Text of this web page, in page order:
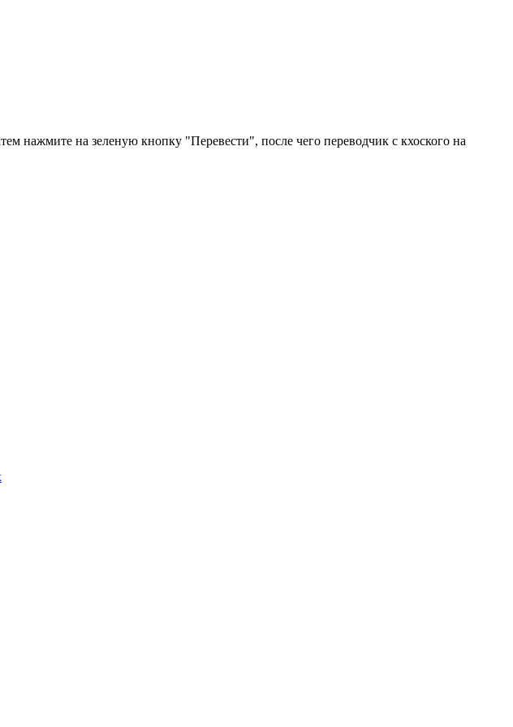
нажмите на зеленую кнопку "Перевести", после чего переводчик с кхоского на